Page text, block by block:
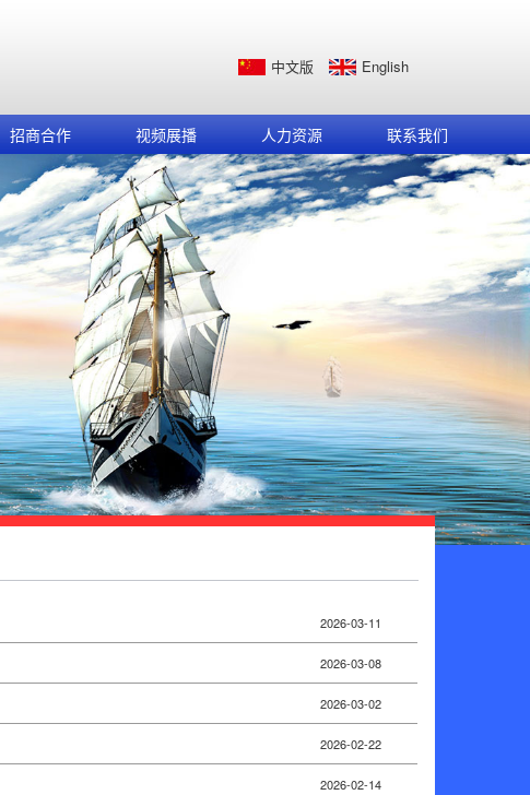
中文版 English
招商合作 视频展播 人力资源 联系我们
2026-03-11
2026-03-08
2026-03-02
2026-02-22
2026-02-14